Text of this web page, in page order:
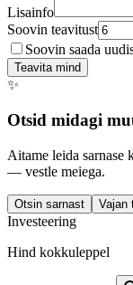
Lisainfo
Soovin teavitust
Soovin saada
Teavita mind
✨
Otsid midagi
Aitame leida sarnase
— vestle meiega.
Otsin sarnast Vajan
Investeering
Hind kokkuleppel